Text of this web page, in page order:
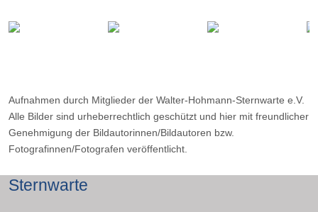
Ort: Wilkenberg
Aufnahmen durch Mitglieder der Walter-Hohmann-Sternwarte e.V.
Alle Bilder sind urheberrechtlich geschützt und hier mit freundlicher
Genehmigung der Bildautorinnen/Bildautoren bzw.
Fotografinnen/Fotografen veröffentlicht.
Sternwarte